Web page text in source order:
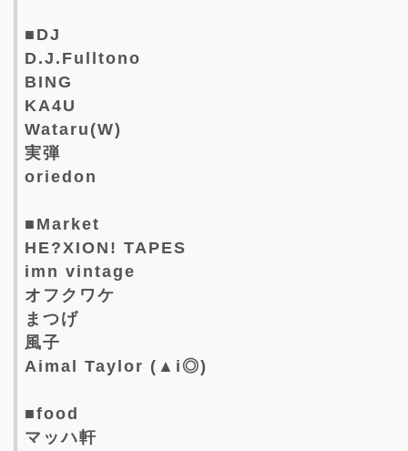
■DJ
D.J.Fulltono
BING
KA4U
Wataru(W)
実弾
oriedon
■Market
HE?XION! TAPES
imn vintage
オフクワケ
まつげ
風子
Aimal Taylor (▲i◎)
■food
マッハ軒